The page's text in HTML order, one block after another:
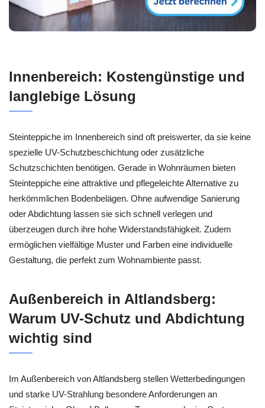
Innenbereich: Kostengünstige und
langlebige Lösung
Steinteppiche im Innenbereich sind oft preiswerter, da sie keine
spezielle UV-Schutzbeschichtung oder zusätzliche
Schutzschichten benötigen. Gerade in Wohnräumen bieten
Steinteppiche eine attraktive und pflegeleichte Alternative zu
herkömmlichen Bodenbelägen. Ohne aufwendige Sanierung
oder Abdichtung lassen sie sich schnell verlegen und
überzeugen durch ihre hohe Widerstandsfähigkeit. Zudem
ermöglichen vielfältige Muster und Farben eine individuelle
Gestaltung, die perfekt zum Wohnambiente passt.
Außenbereich in Altlandsberg:
Warum UV-Schutz und Abdichtung
wichtig sind
Im Außenbereich von Altlandsberg stellen Wetterbedingungen
und starke UV-Strahlung besondere Anforderungen an